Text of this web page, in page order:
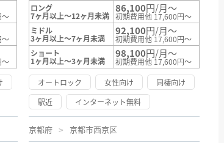
～
～
～
ロング
7ヶ月以上～12ヶ月未満
86,100円/月～
初期費用他 17,600円～
ミドル
3ヶ月以上～7ヶ月未満
92,100円/月～
初期費用他 17,600円～
ショート
1ヶ月以上～3ヶ月未満
98,100円/月～
初期費用他 17,600円～
オートロック
女性向け
同棲向け
駅近
インターネット無料
京都府 京都市西京区